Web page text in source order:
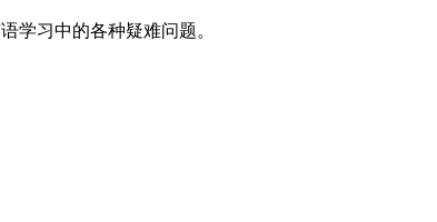
学习中的各种疑难问题。